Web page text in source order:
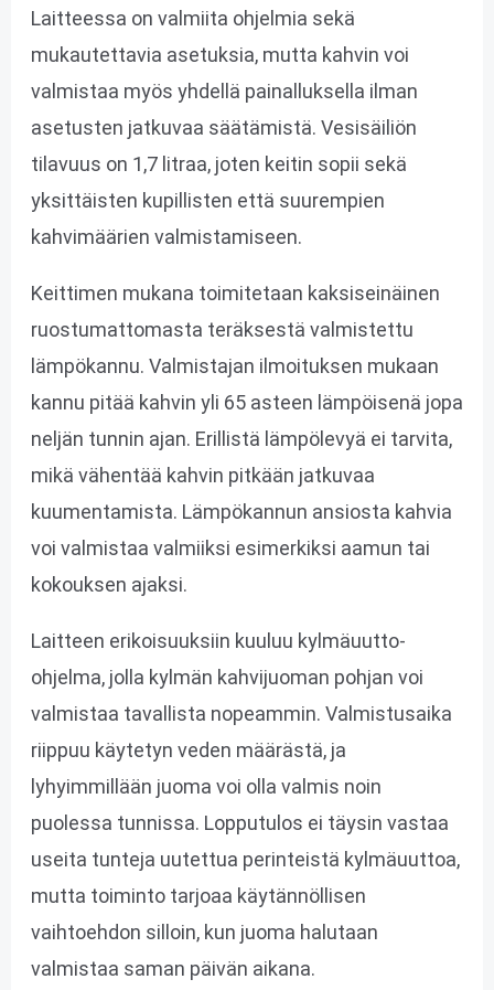
Laitteessa on valmiita ohjelmia sekä
mukautettavia asetuksia, mutta kahvin voi
valmistaa myös yhdellä painalluksella ilman
asetusten jatkuvaa säätämistä. Vesisäiliön
tilavuus on 1,7 litraa, joten keitin sopii sekä
yksittäisten kupillisten että suurempien
kahvimäärien valmistamiseen.
Keittimen mukana toimitetaan kaksiseinäinen
ruostumattomasta teräksestä valmistettu
lämpökannu. Valmistajan ilmoituksen mukaan
kannu pitää kahvin yli 65 asteen lämpöisenä jopa
neljän tunnin ajan. Erillistä lämpölevyä ei tarvita,
mikä vähentää kahvin pitkään jatkuvaa
kuumentamista. Lämpökannun ansiosta kahvia
voi valmistaa valmiiksi esimerkiksi aamun tai
kokouksen ajaksi.
Laitteen erikoisuuksiin kuuluu kylmäuutto-
ohjelma, jolla kylmän kahvijuoman pohjan voi
valmistaa tavallista nopeammin. Valmistusaika
riippuu käytetyn veden määrästä, ja
lyhyimmillään juoma voi olla valmis noin
puolessa tunnissa. Lopputulos ei täysin vastaa
useita tunteja uutettua perinteistä kylmäuuttoa,
mutta toiminto tarjoaa käytännöllisen
vaihtoehdon silloin, kun juoma halutaan
valmistaa saman päivän aikana.